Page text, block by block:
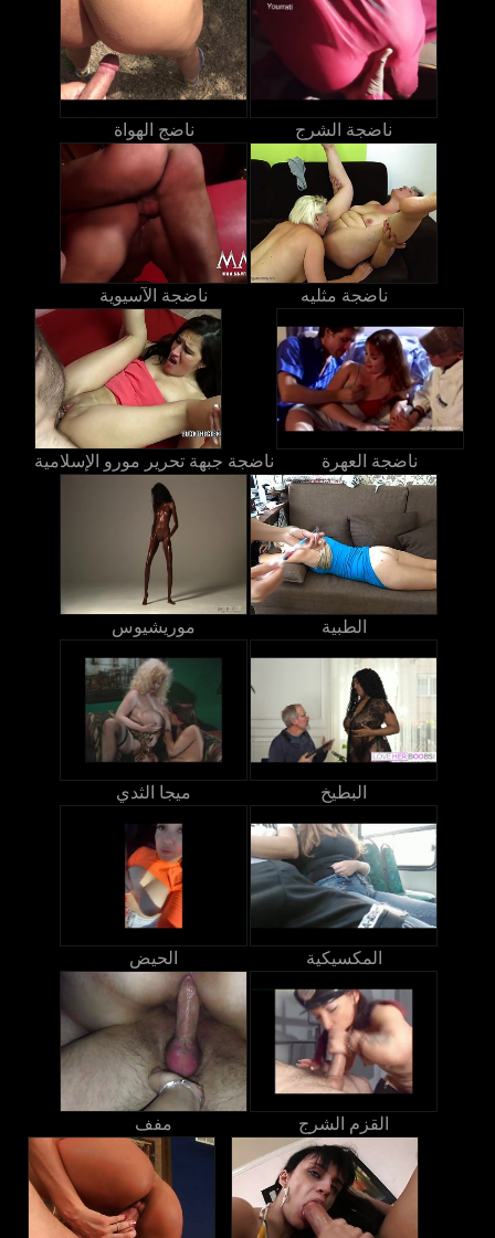
ناضج الهواة ناضجة الشرج
ناضجة الآسيوية ناضجة مثليه
ناضجة جبهة تحرير مورو الإسلامية ناضجة العهرة
موريشيوس الطبية
ميجا الثدي البطيخ
الحيض المكسيكية
مفف القزم الشرج